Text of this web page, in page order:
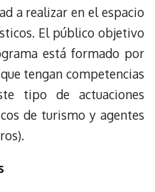
a realizar en el espacio
El público objetivo
está formado por
tengan competencias
tipo de actuaciones
de turismo y agentes